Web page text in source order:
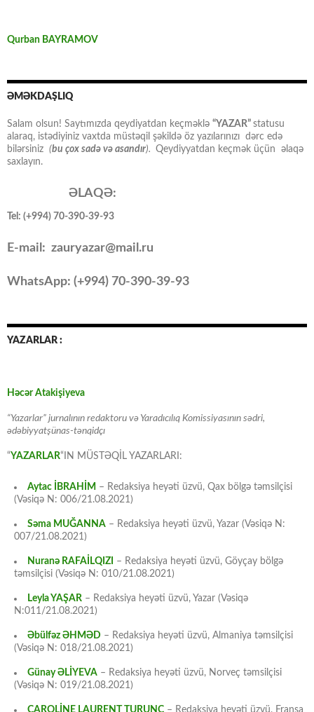
Qurban BAYRAMOV
ƏMƏKDAŞLIQ
Salam olsun! Saytımızda qeydiyatdan keçməklə “YAZAR” statusu
alaraq, istədiyiniz vaxtda müstəqil şəkildə öz yazılarınızı dərc edə
bilərsiniz (bu çox sadə və asandır). Qeydiyyatdan keçmək üçün əlaqə
saxlayın.
ƏLAQƏ:
Tel: (+994) 70-390-39-93
E-mail: zauryazar@mail.ru
WhatsApp: (+994) 70-390-39-93
YAZARLAR :
Həcər Atakişiyeva
“Yazarlar” jurnalının redaktoru və Yaradıcılıq Komissiyasının sədri,
ədəbiyyatşünas-tənqidçı
“YAZARLAR“IN MÜSTƏQİL YAZARLARI:
Aytac İBRAHİM – Redaksiya heyəti üzvü, Qax bölgə təmsilçisi
(Vəsiqə N: 006/21.08.2021)
Səma MUĞANNA – Redaksiya heyəti üzvü, Yazar (Vəsiqə N:
007/21.08.2021)
Nuranə RAFAİLQIZI
– Redaksiya heyəti üzvü, Göyçay bölgə
təmsilçisi (Vəsiqə N: 010/21.08.2021)
Leyla YAŞAR – Redaksiya heyəti üzvü, Yazar (Vəsiqə
N:011/21.08.2021)
Əbülfəz ƏHMƏD – Redaksiya heyəti üzvü, Almaniya təmsilçisi
(Vəsiqə N: 018/21.08.2021)
Günay ƏLİYEVA – Redaksiya heyəti üzvü, Norveç təmsilçisi
(Vəsiqə N: 019/21.08.2021)